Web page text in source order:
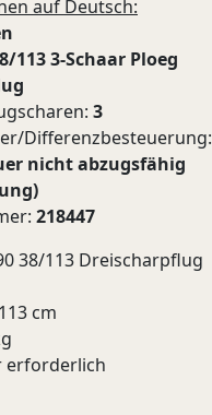
auf Deutsch:
113 3-Schaar Ploeg
3
Differenzbesteuerung:
nicht abzugsfähig
218447
38/113 Dreischarpflug
cm
erforderlich